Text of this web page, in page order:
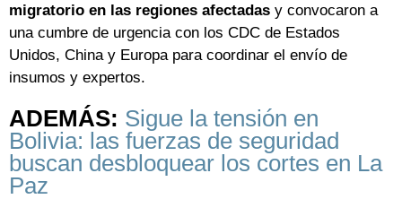
migratorio en las regiones afectadas y convocaron a
una cumbre de urgencia con los CDC de Estados
Unidos, China y Europa para coordinar el envío de
insumos y expertos.
ADEMÁS: Sigue la tensión en
Bolivia: las fuerzas de seguridad
buscan desbloquear los cortes en La
Paz